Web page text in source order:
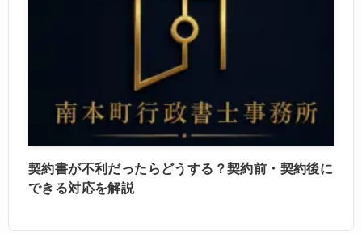
契約書が不利だったらどうする？契約前・契約後に
できる対応を解説